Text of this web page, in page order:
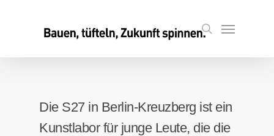
search
Menu
Die S27 in Berlin-Kreuzberg ist ein
Kunstlabor für junge Leute, die die